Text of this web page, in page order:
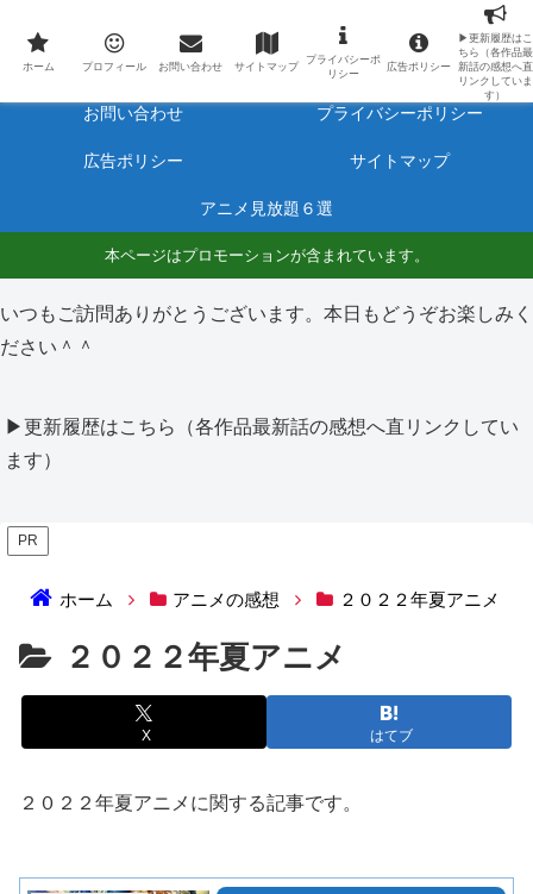
最新アニメのあらすじと感想をネタバレ有りで毎日更新しています。
ホーム プロフィール
お問い合わせ プライバシーポリシー
広告ポリシー サイトマップ
アニメ見放題６選
本ページはプロモーションが含まれています。
いつもご訪問ありがとうございます。本日もどうぞお楽しみく
ださい＾＾
▶更新履歴はこちら（各作品最新話の感想へ直リンクしてい
ます）
PR
ホーム アニメの感想 ２０２２年夏アニメ
２０２２年夏アニメ
X はてブ
２０２２年夏アニメに関する記事です。
ホーム プロフィール お問い合わせ サイトマップ
プライバシーポ
リシー
広告ポリシー
▶更新履歴はこ
ちら（各作品最
新話の感想へ直
リンクしていま
す）